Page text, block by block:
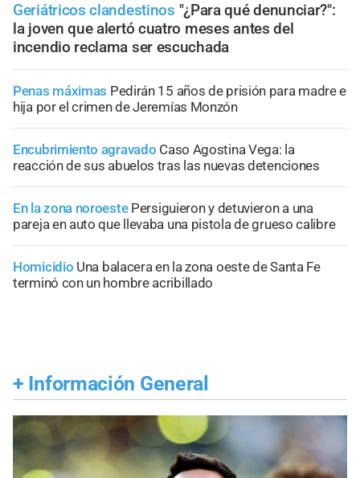
Geriátricos clandestinos "¿Para qué denunciar?":
la joven que alertó cuatro meses antes del
incendio reclama ser escuchada
Penas máximas Pedirán 15 años de prisión para madre e
hija por el crimen de Jeremías Monzón
Encubrimiento agravado Caso Agostina Vega: la
reacción de sus abuelos tras las nuevas detenciones
En la zona noroeste Persiguieron y detuvieron a una
pareja en auto que llevaba una pistola de grueso calibre
Homicidio Una balacera en la zona oeste de Santa Fe
terminó con un hombre acribillado
+ Información General